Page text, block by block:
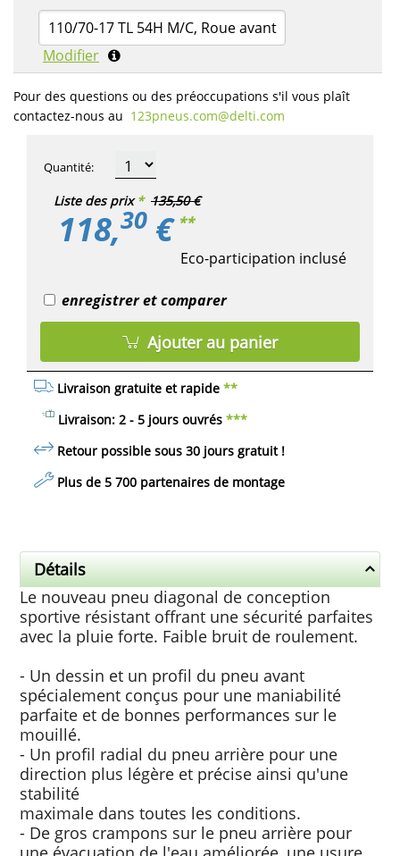
110/70-17 TL 54H M/C, Roue avant
Modifier
Pour des questions ou des préoccupations s'il vous plaît
contactez-nous au 123pneus.com​@delti.com
Liste des prix * 135,50 €
118,30 € **
Eco-participation inclusé
Livraison gratuite et rapide **
Livraison: 2 - 5 jours ouvrés ***
Retour possible sous 30 jours gratuit!
Plus de 5 700 partenaires de montage
Quantité:
enregistrer et comparer
Ajouter au panier
Détails
Le nouveau pneu diagonal de conception
sportive résistant offrant une sécurité parfaites
avec la pluie forte. Faible bruit de roulement.
- Un dessin et un profil du pneu avant
spécialement conçus pour une maniabilité
parfaite et de bonnes performances sur le
mouillé.
- Un profil radial du pneu arrière pour une
direction plus légère et précise ainsi qu'une
stabilité
maximale dans toutes les conditions.
- De gros crampons sur le pneu arrière pour